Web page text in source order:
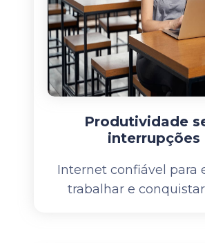
Produtividade
interrupções
Internet confiável para
trabalhar e